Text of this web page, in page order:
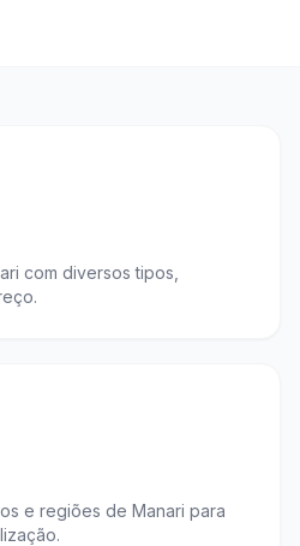
com diversos tipos,
e regiões de Manari para